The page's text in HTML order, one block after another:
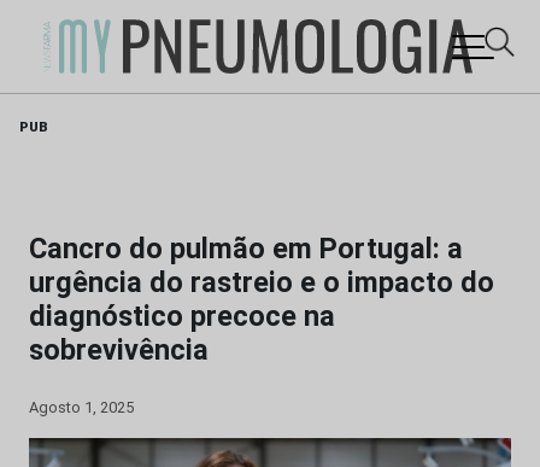
PUB
Cancro do pulmão em Portugal: a
urgência do rastreio e o impacto do
diagnóstico precoce na
sobrevivência
Agosto 1, 2025